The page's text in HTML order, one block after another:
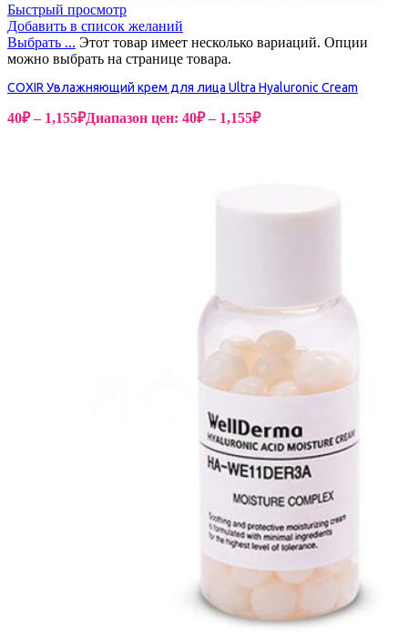
Быстрый просмотр
Добавить в список желаний
Выбрать ... Этот товар имеет несколько вариаций. Опции
можно выбрать на странице товара.
COXIR Увлажняющий крем для лица Ultra Hyaluronic Cream
40₽ – 1,155₽Диапазон цен: 40₽ – 1,155₽